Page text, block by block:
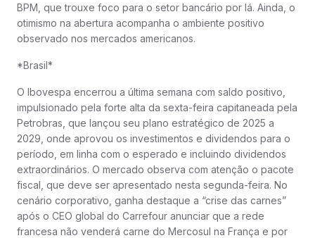
BPM, que trouxe foco para o setor bancário por lá. Ainda, o
otimismo na abertura acompanha o ambiente positivo
observado nos mercados americanos.
*Brasil*
O Ibovespa encerrou a última semana com saldo positivo,
impulsionado pela forte alta da sexta-feira capitaneada pela
Petrobras, que lançou seu plano estratégico de 2025 a
2029, onde aprovou os investimentos e dividendos para o
período, em linha com o esperado e incluindo dividendos
extraordinários. O mercado observa com atenção o pacote
fiscal, que deve ser apresentado nesta segunda-feira. No
cenário corporativo, ganha destaque a “crise das carnes”
após o CEO global do Carrefour anunciar que a rede
francesa não venderá carne do Mercosul na França e por